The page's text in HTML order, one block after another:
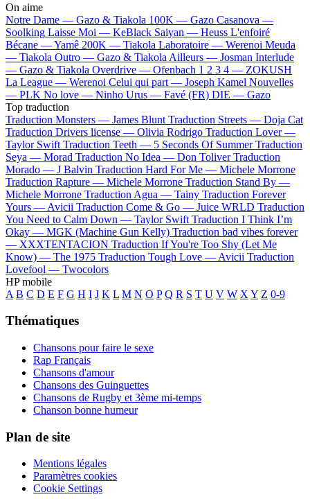
On aime
Notre Dame — Gazo & Tiakola 100K — Gazo Casanova —
Soolking Laisse Moi — KeBlack Saiyan — Heuss L'enfoiré
Bécane —Yamê 200K — Tiakola Laboratoire — Werenoi Meuda
— Tiakola Outro — Gazo & Tiakola Ailleurs — Josman Interlude
— Gazo & Tiakola Overdrive — Ofenbach 1 2 3 4 — ZOKUSH
La League — Werenoi Celui qui part — Joseph Kamel Nouvelles
— PLK No love — Ninho Urus — Favé (FR) DIE — Gazo
Top traduction
Traduction Monsters — James Blunt Traduction Streets — Doja Cat
Traduction Drivers license — Olivia Rodrigo Traduction Lover —
Taylor Swift Traduction Teeth — 5 Seconds Of Summer Traduction
Seya — Morad Traduction No Idea — Don Toliver Traduction
Morado — J Balvin Traduction Hard For Me — Michele Morrone
Traduction Rapture — Michele Morrone Traduction Stand By —
Michele Morrone Traduction Agua — Tainy Traduction Forever
Yours — Avicii Traduction Come & Go — Juice WRLD Traduction
You Need to Calm Down — Taylor Swift Traduction I Think I’m
Okay — MGK (Machine Gun Kelly) Traduction bad vibes forever
— XXXTENTACION Traduction If You're Too Shy (Let Me
Know) — The 1975 Traduction Tough Love — Avicii Traduction
Lovefool — Twocolors
HP mobile
A B C D E F G H I J K L M N O P Q R S T U V W X Y Z 0-9
Thématiques
Chansons pour faire le sexe
Rap Français
Chansons d'amour
Chansons des Guinguettes
Chansons de Rugby et 3ème mi-temps
Chanson bonne humeur
Plan de site
Mentions légales
Paramètres cookies
Cookie Settings